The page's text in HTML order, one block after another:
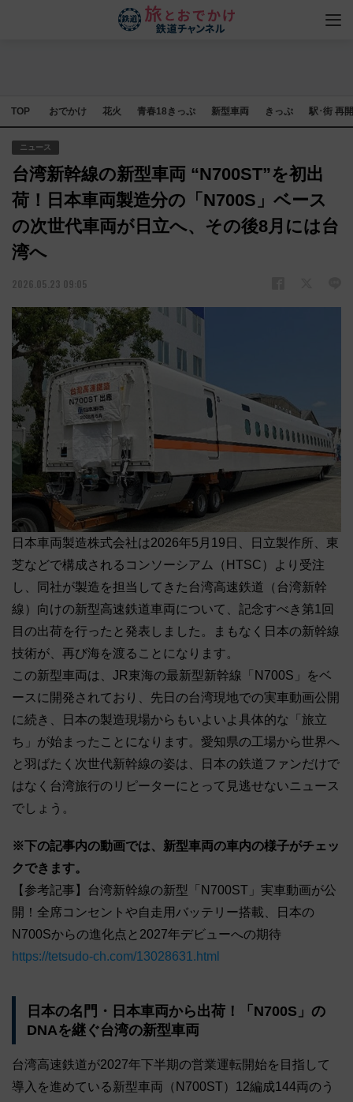
TOP おでかけ 花火 青春18きっぷ 新型車両 きっぷ 駅･街 再
ニュース
台湾新幹線の新型車両 “N700ST”を初出
荷！日本車両製造分の「N700S」ベース
の次世代車両が日立へ、その後8月には台
湾へ
2026.05.23 09:05
日本車両製造株式会社は2026年5月19日、日立製作所、東
芝などで構成されるコンソーシアム（HTSC）より受注
し、同社が製造を担当してきた台湾高速鉄道（台湾新幹
線）向けの新型高速鉄道車両について、記念すべき第1回
目の出荷を行ったと発表しました。まもなく日本の新幹線
技術が、再び海を渡ることになります。
この新型車両は、JR東海の最新型新幹線「N700S」をベ
ースに開発されており、先日の台湾現地での実車動画公開
に続き、日本の製造現場からもいよいよ具体的な「旅立
ち」が始まったことになります。愛知県の工場から世界へ
と羽ばたく次世代新幹線の姿は、日本の鉄道ファンだけで
はなく台湾旅行のリピーターにとって見逃せないニュース
でしょう。
※下の記事内の動画では、新型車両の車内の様子がチェッ
クできます。
【参考記事】台湾新幹線の新型「N700ST」実車動画が公
開！全席コンセントや自走用バッテリー搭載、日本の
N700Sからの進化点と2027年デビューへの期待
https://tetsudo-ch.com/13028631.html
日本の名門・日本車両から出荷！「N700S」の
DNAを継ぐ台湾の新型車両
台湾高速鉄道が2027年下半期の営業運転開始を目指して
導入を進めている新型車両（N700ST）12編成144両のう